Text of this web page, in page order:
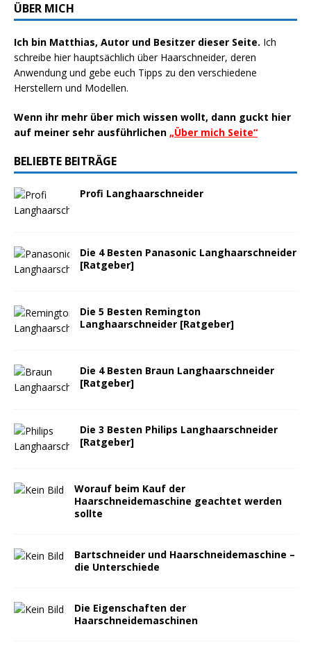
ÜBER MICH
Ich bin Matthias, Autor und Besitzer dieser Seite. Ich
schreibe hier hauptsächlich über Haarschneider, deren
Anwendung und gebe euch Tipps zu den verschiedene
Herstellern und Modellen.
Wenn ihr mehr über mich wissen wollt, dann guckt hier
auf meiner sehr ausführlichen „Über mich Seite“
BELIEBTE BEITRÄGE
Profi Langhaarschneider
Die 4 Besten Panasonic Langhaarschneider
[Ratgeber]
Die 5 Besten Remington
Langhaarschneider [Ratgeber]
Die 4 Besten Braun Langhaarschneider
[Ratgeber]
Die 3 Besten Philips Langhaarschneider
[Ratgeber]
Worauf beim Kauf der
Haarschneidemaschine geachtet werden
sollte
Bartschneider und Haarschneidemaschine –
die Unterschiede
Die Eigenschaften der
Haarschneidemaschinen